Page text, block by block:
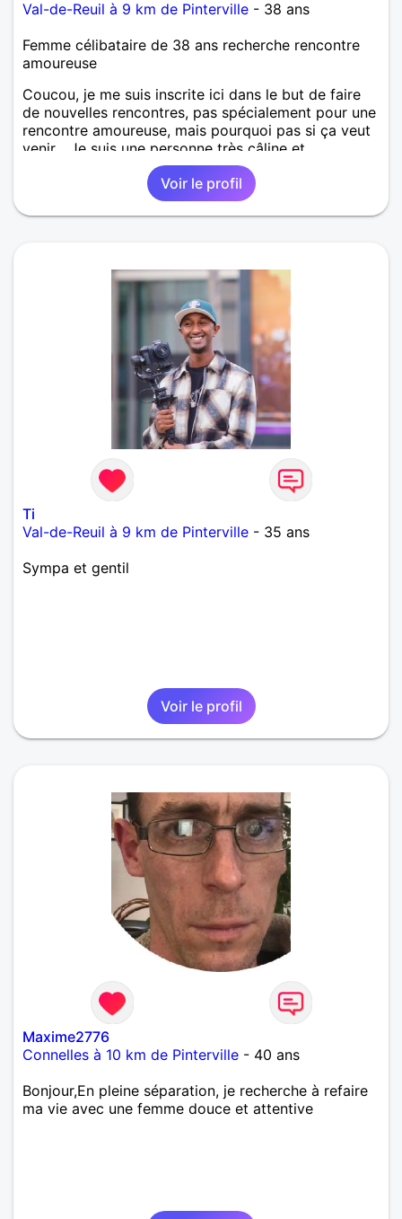
Val-de-Reuil à 9 km de Pinterville - 38 ans
Femme célibataire de 38 ans recherche rencontre
amoureuse
Coucou, je me suis inscrite ici dans le but de faire
de nouvelles rencontres, pas spécialement pour une
rencontre amoureuse, mais pourquoi pas si ça veut
venir... Je suis une personne très câline et
attentionnée qui a besoin qu'ont prête attention à
elle. Je déteste les mensonges, mais je suis malgré
tout très tolérante et préférant les accords plutôt
que la discorde. Merci de m'avoir lu et peut être à
Voir le profil
Ti
Val-de-Reuil à 9 km de Pinterville - 35 ans
Sympa et gentil
Voir le profil
Maxime2776
Connelles à 10 km de Pinterville - 40 ans
Bonjour,En pleine séparation, je recherche à refaire
ma vie avec une femme douce et attentive